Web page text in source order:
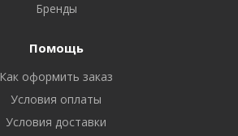
Бренды
Помощь
Как оформить заказ
Условия оплаты
Условия доставки